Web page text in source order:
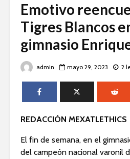
Emotivo
Tigres Blancos
gimnasio
admin mayo 29, 2023 2
REDACCIÓN MEXATLETHICS
El fin de semana, en el
del campeón nacional varonil